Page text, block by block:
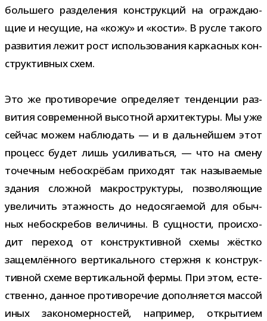
боль­шего раз­де­ле­ния кон­струк­ций на ограж­да­ю­
щие и несу­щие, на «кожу» и «кости». В русле такого
раз­ви­тия лежит рост исполь­зо­ва­ния кар­кас­ных кон­
струк­тив­ных схем.
Это же про­ти­во­ре­чие опре­де­ляет тен­ден­ции раз­
ви­тия совре­мен­ной высот­ной архи­тек­туры. Мы уже
сей­час можем наблю­дать — и в даль­ней­шем этот
про­цесс будет лишь уси­ли­ваться, — что на смену
точеч­ным небо­скрё­бам при­хо­дят так назы­ва­е­мые
зда­ния слож­ной мак­ро­струк­туры, поз­во­ля­ю­щие
уве­ли­чить этаж­ность до недо­ся­га­е­мой для обыч­
ных небо­скре­бов вели­чины. В сущ­но­сти, про­ис­хо­
дит пере­ход от кон­струк­тив­ной схемы жёстко
защем­лён­ного вер­ти­каль­ного стержня к кон­струк­
тив­ной схеме вер­ти­каль­ной фермы. При этом, есте­
ственно, дан­ное про­ти­во­ре­чие допол­ня­ется мас­сой
иных зако­но­мер­но­стей, напри­мер, откры­тием